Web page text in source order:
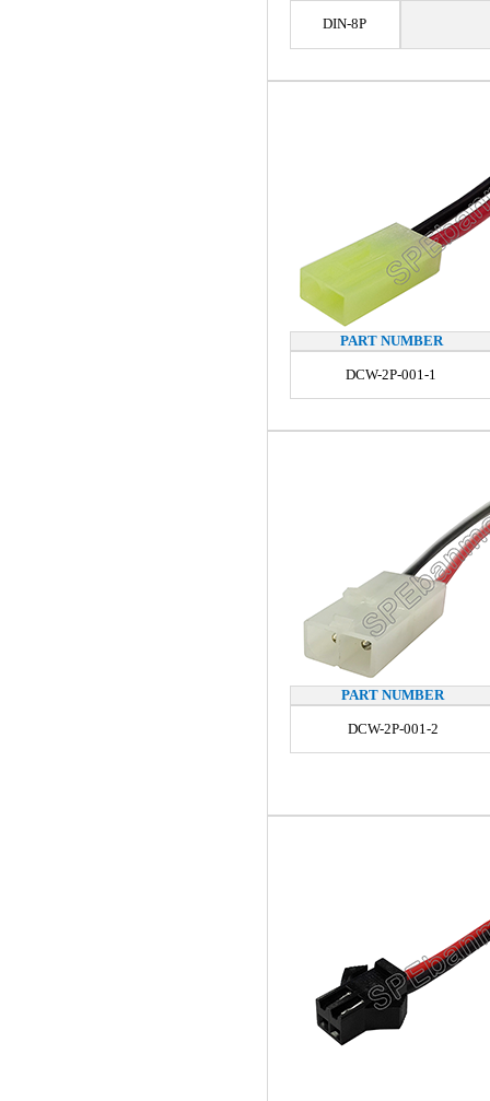
DIN-8P
PART NUMBER
DCW-2P-001-1
PART NUMBER
DCW-2P-001-2